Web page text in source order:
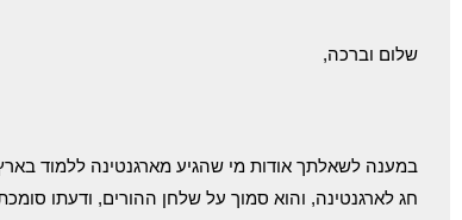
שלום וברכה,
במענה לשאלתך אודות מי שהגיע מארגנטינה ללמוד
חג לארגנטינה, והוא סמוך על שלחן ההורים, ודעתו